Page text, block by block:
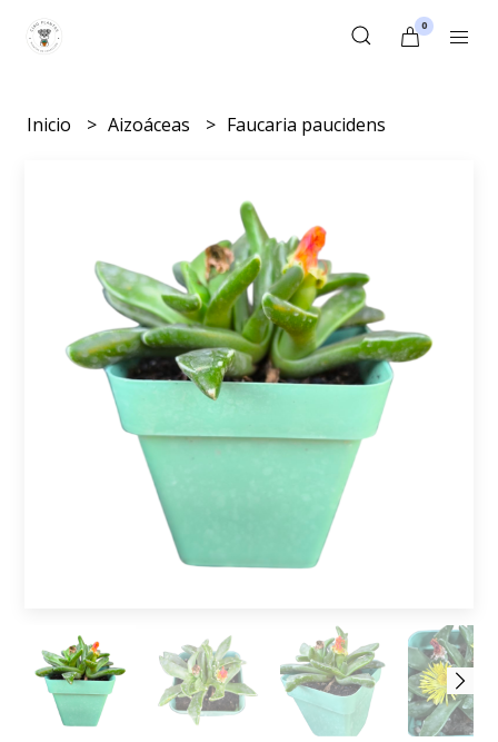
0
Inicio Aizoáceas Faucaria paucidens